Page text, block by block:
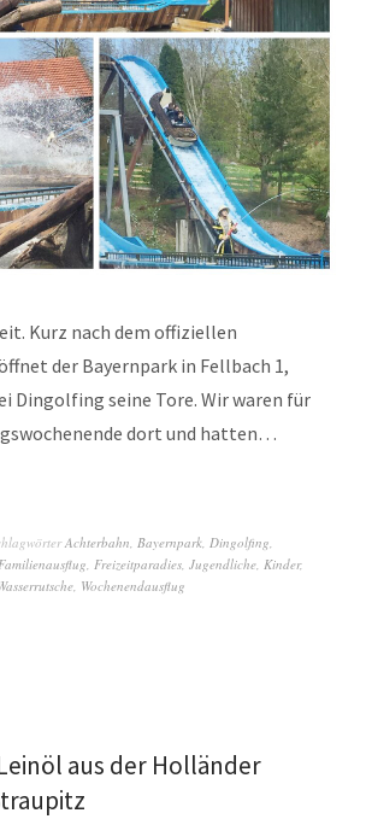
Kurz nach dem offiziellen
der Bayernpark in Fellbach 1,
Dingolfing seine Tore. Wir waren für
dort und hatten…
Achterbahn, Bayernpark, Dingolfing,
, Freizeitparadies, Jugendliche, Kinder,
, Wochenendausflug
aus der Holländer